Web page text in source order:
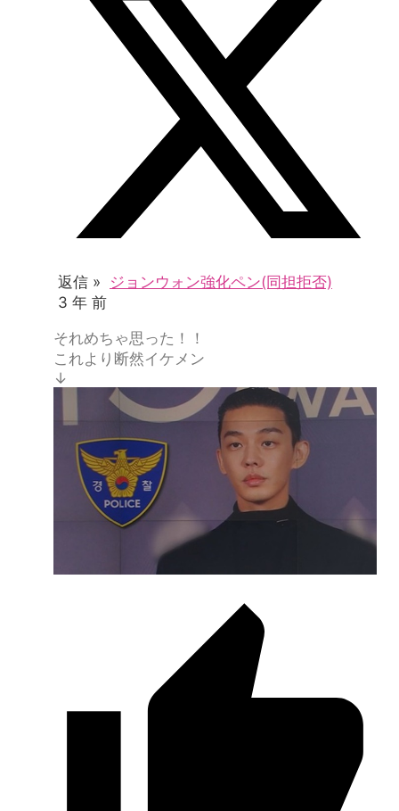
返信 » ジョンウォン強化ペン(同担拒否)
3 年 前
それめちゃ思った！！
これより断然イケメン
↓